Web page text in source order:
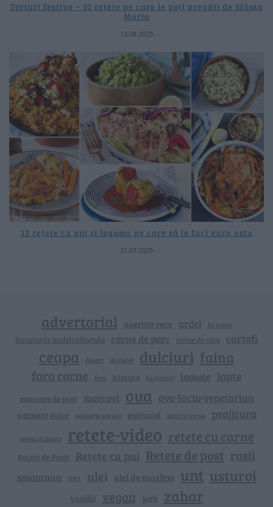
Torturi festive – 10 rețete pe care le poți pregăti de Sfânta
Maria
13.08.2025
12 rețete cu pui și legume pe care să le faci vara asta
31.07.2025
advertorial aperitiv rece ardei branza
bucataria multiculturala carne de porc carne de vita cartofi
ceapa desert dovlecei dulciuri faina
fara carne free friptura fursecuri lamaie lapte
mancare de post morcovi oua ovo-lacto-vegetarian
patiserie dulce patiserie sarata patrunjel pentru iarna prajitura
reteta italiana retete-video retete cu carne
Retete de Pasti Rețete cu pui Rețete de post rosii
smantana tort ulei ulei de masline unt usturoi
vanilie vegan web zahar